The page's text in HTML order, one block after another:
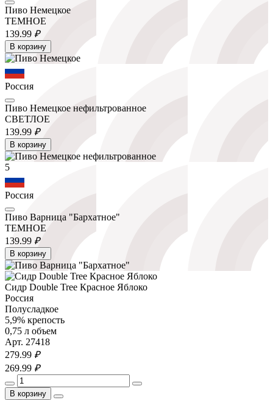
Пиво Немецкое
ТЕМНОЕ
139.99 ₽
В корзину
Россия
Пиво Немецкое нефильтрованное
СВЕТЛОЕ
139.99 ₽
В корзину
5
Россия
Пиво Варница "Бархатное"
ТЕМНОЕ
139.99 ₽
В корзину
Сидр Double Tree Красное Яблоко
Россия
Полусладкое
5,9% крепость
0,75 л объем
Арт. 27418
279.99 ₽
269.99 ₽
В корзину